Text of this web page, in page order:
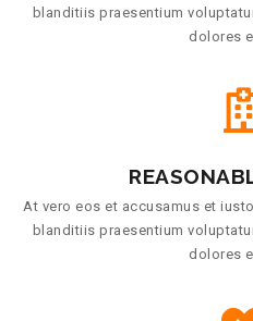
blanditiis praesentium
dolores
At vero eos et accusamus et
blanditiis praesentium
dolores